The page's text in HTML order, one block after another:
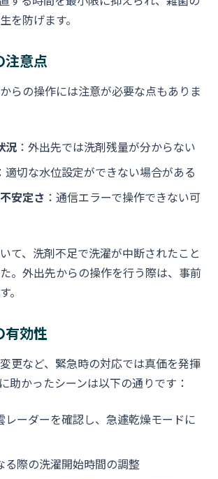
を防げます。
注意点
らの操作には注意が必要な点もありま
況 ：外出先では洗剤残量が分からない
適切な水位設定ができない場合がある
安定さ ：通信エラーで操作できない可
て、洗剤不足で洗濯が中断されたこと
。外出先からの操作を行う際は、事前
。
有効性
更など、緊急時の対応では真価を発揮
助かったシーンは以下の通りです：
レーダーを確認し、急遽乾燥モードに
る際の洗濯開始時間の調整